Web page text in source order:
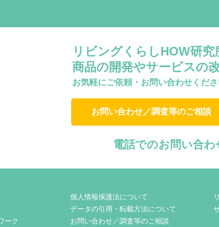
リビングくらしHOW研
商品の開発やサービスの
お気軽にご依頼・お問い合わせくだ
お問い合わせ／調査等のご相談
電話でのお問い合わ
ーク
個人情報保護法について
データの引用・転載方法について
お問い合わせ／調査等のご相談